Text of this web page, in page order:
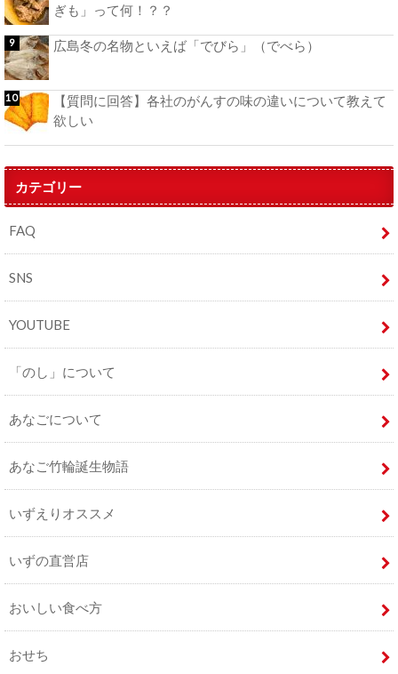
ぎも」って何！？？
広島冬の名物といえば「でびら」（でべら）
【質問に回答】各社のがんすの味の違いについて教えて
欲しい
カテゴリー
FAQ
SNS
YOUTUBE
「のし」について
あなごについて
あなご竹輪誕生物語
いずえりオススメ
いずの直営店
おいしい食べ方
おせち